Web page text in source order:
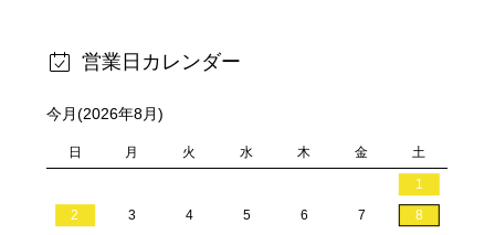
営業日カレンダー
今月(2026年8月)
日 月 火 水 木 金 土
1
2
3 4 5 6 7
8